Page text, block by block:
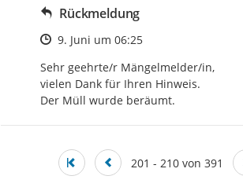
Rückmeldung
Zeitpunkt des Erstellens
9. Juni um 06:25
Sehr geehrte/r Mängelmelder/in,
vielen Dank für Ihren Hinweis.
Der Müll wurde beräumt.
201 - 210 von 391